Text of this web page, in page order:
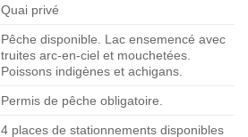
Quai privé
Pêche disponible. Lac ensemencé avec
truites arc-en-ciel et mouchetées.
Poissons indigènes et achigans.
Permis de pêche obligatoire.
4 places de stationnements disponibles